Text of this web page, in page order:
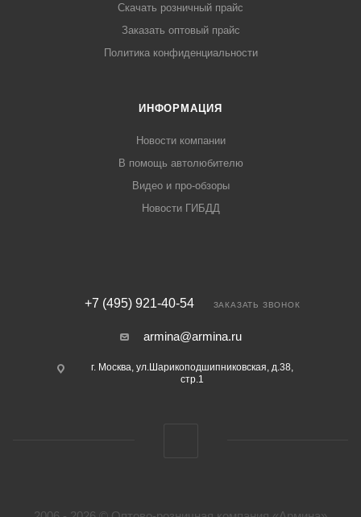
Скачать розничный прайс
Заказать оптовый прайс
Политика конфиденциальности
ИНФОРМАЦИЯ
Новости компании
В помощь автолюбителю
Видео и про-обзоры
Новости ГИБДД
+7 (495) 921-40-54 ЗАКАЗАТЬ ЗВОНОК
armina@armina.ru
г. Москва, ул.Шарикоподшипниковская, д.38,
стр.1